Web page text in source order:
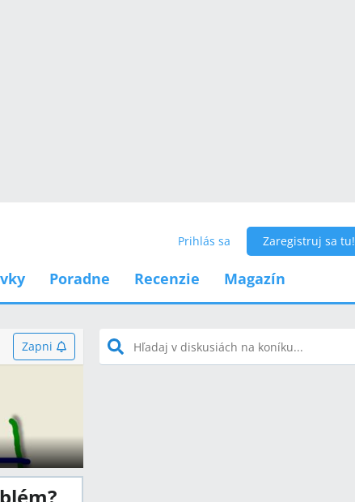
Prihlás sa Zaregistruj sa tu!
Poradne Recenzie Magazín
Zapni